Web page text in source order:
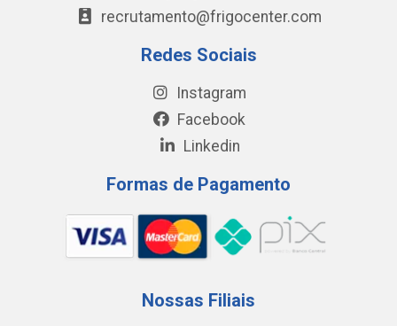
recrutamento@frigocenter.com
Redes Sociais
Instagram
Facebook
Linkedin
Formas de Pagamento
Nossas Filiais